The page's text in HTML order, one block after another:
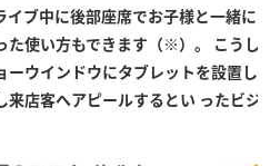
イブ中に後部座席でお子様と一緒に
た使い方もできます（※）。 こうし
ーウインドウにタブレットを設置し
来店客へアピールするとい ったビジ